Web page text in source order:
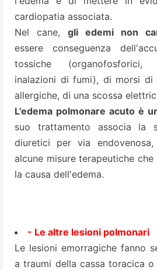
cardiopatia associata.
Nel cane, gli edemi non
essere conseguenza
tossiche (organofosforici,
inalazioni di fumi), di morsi di
allergiche, di una scossa
L'edema polmonare acuto è
suo trattamento associa la
diuretici per via
alcune misure terapeutiche
la causa dell'edema.
- Le altre lesioni polmonari
Le lesioni emorragiche fanno
a traumi della cassa toracica